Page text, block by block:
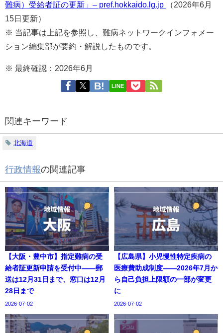
難病）受給者証の更新」– pref.hokkaido.lg.jp
（2026年6月
15日更新）
※ 当記事は上記を参照し、難病ネットワークインフォメー
ション編集部が要約・解説したものです。
※ 最終確認：2026年6月
LINE
関連キーワード
北海道
行政情報の関連記事
【大阪・豊中市】指定難病の受
給者証更新申請を受付中——郵
送は12月31日まで、窓口は12月
28日まで
2026-07-02
【広島県】小児慢性特定疾病の
医療費助成制度——2026年7月か
ら自己負担上限額の一部が変更
に
2026-07-02